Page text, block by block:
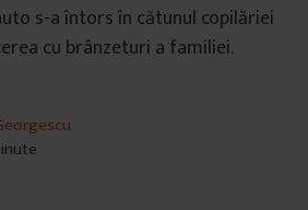
s-a întors în cătunul copilăriei
cu brânzeturi a familiei.